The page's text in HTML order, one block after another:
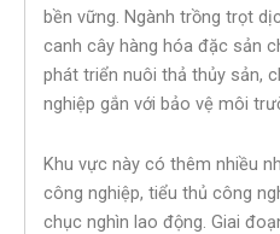
bền vững. Ngành trồng trọt
canh cây hàng hóa đặc sản
phát triển nuôi thả thủy sản,
nghiệp gắn với bảo vệ môi
Khu vực này có thêm nhiều
công nghiệp, tiểu thủ công
chục nghìn lao động. Giai